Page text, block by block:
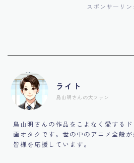
スポンサーリン
ライト
鳥山明さんの大ファン
鳥山明さんの作品をこよなく愛する
画オタクです。世の中のアニメ全般
皆様を応援しています。